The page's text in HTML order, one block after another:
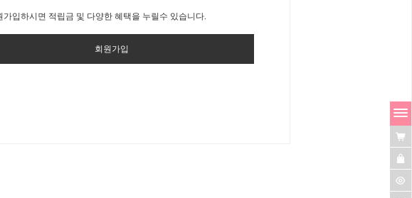
가입하시면 적립금 및 다양한 혜택을 누릴수 있습니다.
회원가입